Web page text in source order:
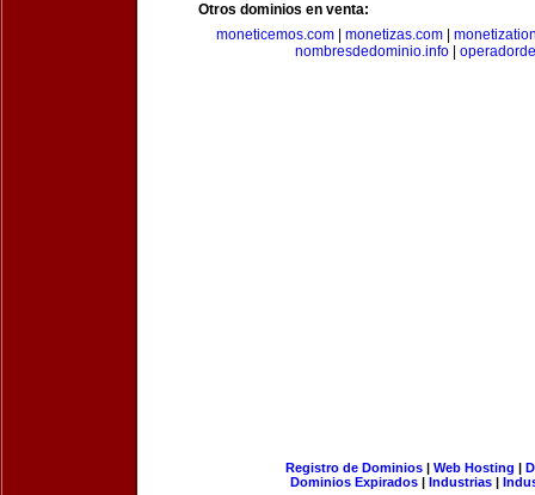
Otros dominios en venta:
moneticemos.com
monetizas.com
nombresdedominio.info
Registro de Dominios| Web Hosting |
Dominios Expirados | Industrias |